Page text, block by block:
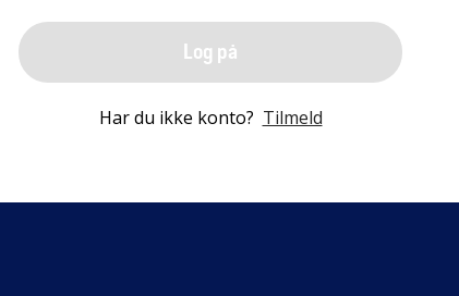
Log på
Har du ikke konto? Tilmeld